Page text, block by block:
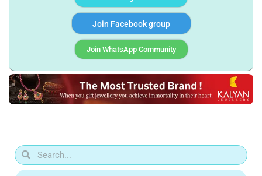
Join Facebook group
Join WhatsApp Community